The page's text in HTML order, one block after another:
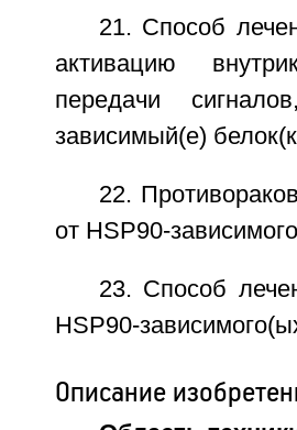
21. Способ
активацию
передачи
зависимый(е)
22.
от HSP90-
23. Способ
HSP90-
Описание